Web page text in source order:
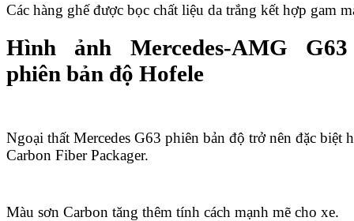
Các hàng ghế được bọc chất liệu da trắng kết hợp gam
Hình ảnh Mercedes-AMG G63
phiên bản độ Hofele
Ngoại thất Mercedes G63 phiên bản độ trở nên đặc biệt
Carbon Fiber Packager.
Màu sơn Carbon tăng thêm tính cách mạnh mẽ cho xe.